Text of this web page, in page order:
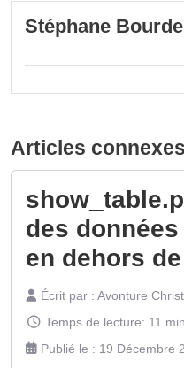
Stéphane
Articles connexes
des
en dehors
Écrit par : Avonture
Temps de lecture: 11
Publié le : 19 Décembre